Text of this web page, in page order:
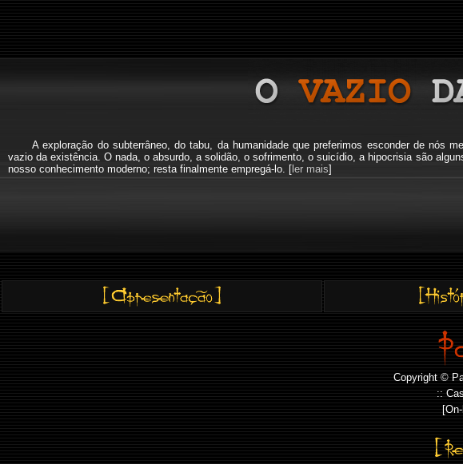
A exploração do subterrâneo, do tabu, da humanidade que preferimos esconder de nós
vazio da existência. O nada, o absurdo, a solidão, o sofrimento, o suicídio, a hipocrisia são
nosso conhecimento moderno; resta finalmente empregá-lo. [ler mais]
Copyright ©
::